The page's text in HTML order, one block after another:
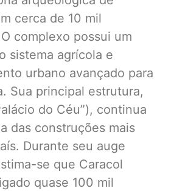
cerca de 10 mil
complexo possui um
sistema agrícola e
urbano avançado para
Sua principal estrutura,
do Céu”), continua
das construções mais
Durante seu auge
se que Caracol
quase 100 mil